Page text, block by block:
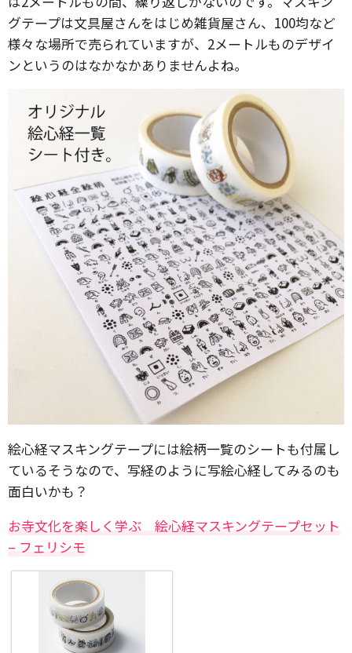
グテープは文具屋さんをはじめ雑貨屋さん、100均など
様々な場所で売られていますが、2メートルものデザイ
ンというのはなかなかありませんよね。
絵心経マスキングテープには絵柄一覧のシートも付属し
ているそうなので、写経のように写絵心経してみるのも
面白いかも？
お寺文化を楽しく学ぶ 絵心経マスキングテープセット
– フェリシモ